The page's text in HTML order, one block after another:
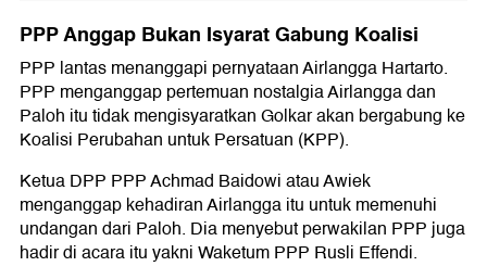
PPP Anggap Bukan Isyarat Gabung Koalisi
PPP lantas menanggapi pernyataan Airlangga Hartarto.
PPP menganggap pertemuan nostalgia Airlangga dan
Paloh itu tidak mengisyaratkan Golkar akan bergabung ke
Koalisi Perubahan untuk Persatuan (KPP).
Ketua DPP PPP Achmad Baidowi atau Awiek
menganggap kehadiran Airlangga itu untuk memenuhi
undangan dari Paloh. Dia menyebut perwakilan PPP juga
hadir di acara itu yakni Waketum PPP Rusli Effendi.